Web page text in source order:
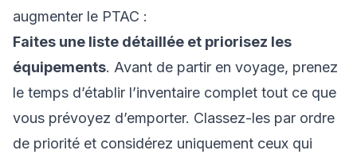
augmenter le PTAC :
Faites une liste détaillée et priorisez les
équipements. Avant de partir en voyage, prenez
le temps d’établir l’inventaire complet tout ce que
vous prévoyez d’emporter. Classez-les par ordre
de priorité et considérez uniquement ceux qui